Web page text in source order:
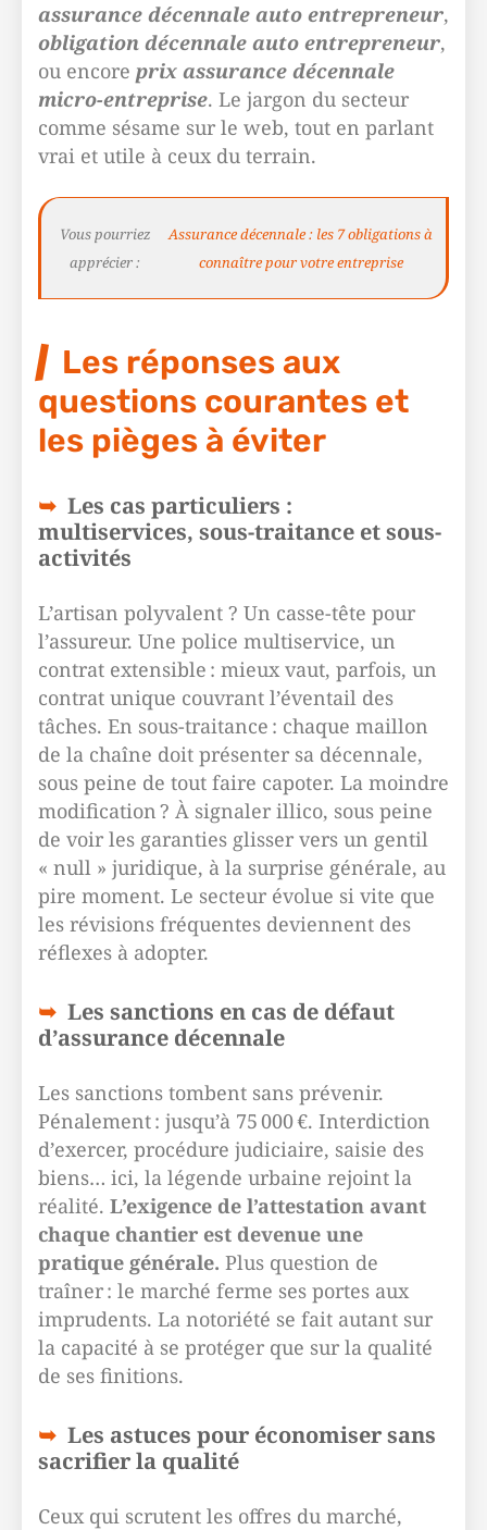
assurance décennale auto entrepreneur,
obligation décennale auto entrepreneur,
ou encore prix assurance décennale
micro-entreprise. Le jargon du secteur
comme sésame sur le web, tout en parlant
vrai et utile à ceux du terrain.
Vous pourriez
apprécier :
Assurance décennale : les 7 obligations à
connaître pour votre entreprise
Les réponses aux
questions courantes et
les pièges à éviter
Les cas particuliers :
multiservices, sous-traitance et sous-
activités
L’artisan polyvalent ? Un casse-tête pour
l’assureur. Une police multiservice, un
contrat extensible : mieux vaut, parfois, un
contrat unique couvrant l’éventail des
tâches. En sous-traitance : chaque maillon
de la chaîne doit présenter sa décennale,
sous peine de tout faire capoter. La moindre
modification ? À signaler illico, sous peine
de voir les garanties glisser vers un gentil
« null » juridique, à la surprise générale, au
pire moment. Le secteur évolue si vite que
les révisions fréquentes deviennent des
réflexes à adopter.
Les sanctions en cas de défaut
d’assurance décennale
Les sanctions tombent sans prévenir.
Pénalement : jusqu’à 75 000 €. Interdiction
d’exercer, procédure judiciaire, saisie des
biens… ici, la légende urbaine rejoint la
réalité. L’exigence de l’attestation avant
chaque chantier est devenue une
pratique générale. Plus question de
traîner : le marché ferme ses portes aux
imprudents. La notoriété se fait autant sur
la capacité à se protéger que sur la qualité
de ses finitions.
Les astuces pour économiser sans
sacrifier la qualité
Ceux qui scrutent les offres du marché,